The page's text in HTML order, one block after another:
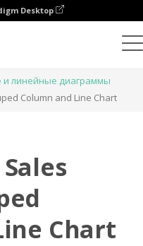
Desktop
и линейные диаграммы
Column and Line Chart
Chart